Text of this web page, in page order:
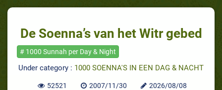
De Soenna’s van het Witr gebed
# 1000 Sunnah per Day & Night
Under category : 1000 SOENNA'S IN EEN DAG & NACHT
52521 2007/11/30 2026/08/08